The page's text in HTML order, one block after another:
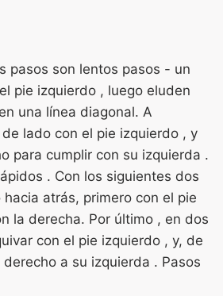
pasos son lentos pasos - un
pie izquierdo , luego eluden
una línea diagonal. A
lado con el pie izquierdo , y
para cumplir con su izquierda .
. Con los siguientes dos
atrás, primero con el pie
la derecha. Por último , en dos
con el pie izquierdo , y, de
a su izquierda . Pasos